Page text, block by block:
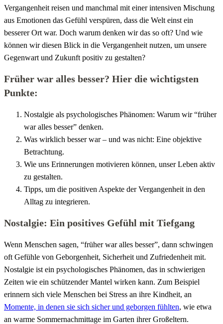
Vergangenheit reisen und manchmal mit einer intensiven Mischung
aus Emotionen das Gefühl verspüren, dass die Welt einst ein
besserer Ort war. Doch warum denken wir das so oft? Und wie
können wir diesen Blick in die Vergangenheit nutzen, um unsere
Gegenwart und Zukunft positiv zu gestalten?
Früher war alles besser? Hier die wichtigsten
Punkte:
Nostalgie als psychologisches Phänomen: Warum wir “früher
war alles besser” denken.
Was wirklich besser war – und was nicht: Eine objektive
Betrachtung.
Wie uns Erinnerungen motivieren können, unser Leben aktiv
zu gestalten.
Tipps, um die positiven Aspekte der Vergangenheit in den
Alltag zu integrieren.
Nostalgie: Ein positives Gefühl mit Tiefgang
Wenn Menschen sagen, “früher war alles besser”, dann schwingen
oft Gefühle von Geborgenheit, Sicherheit und Zufriedenheit mit.
Nostalgie ist ein psychologisches Phänomen, das in schwierigen
Zeiten wie ein schützender Mantel wirken kann. Zum Beispiel
erinnern sich viele Menschen bei Stress an ihre Kindheit, an
Momente, in denen sie sich sicher und geborgen fühlten, wie etwa
an warme Sommernachmittage im Garten ihrer Großeltern.